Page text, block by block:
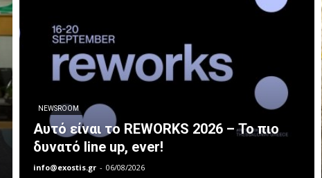
NEWSROOM
Αυτό είναι το REWORKS 2026 – Το πιο
δυνατό line up, ever!
info@exostis.gr - 06/08/2026